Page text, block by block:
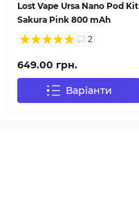
Lost Vape Ursa Nano Pod Kit
Sakura Pink 800 mAh
2
649.00 грн.
Варіанти